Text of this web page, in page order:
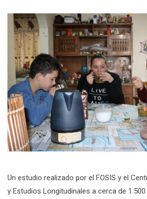
Un estudio realizado por el FOSIS y el
y Estudios Longitudinales a cerca de